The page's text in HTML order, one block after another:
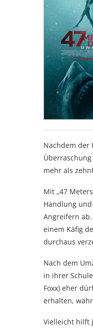
Nachdem der
mehr als
Mit „47
Handlung
Angreifern
einem Käfig
durchaus
Nach dem
in ihrer
Foxx) eher
erhalten,
Vielleicht hilft